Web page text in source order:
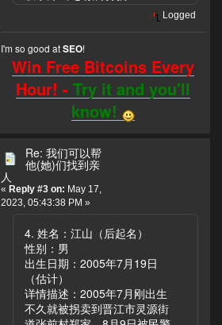
Logged
I'm so good atSEO!
Win Free Bitcoins Every
Hour! -Try it and you'll
know!
Re: 我们可以帮
他(她)们找到亲
人
« Reply #3 on: May 17,
2023, 05:43:38 PM »
4. 姓名：江山（后起名）
性别：男
出生日期：2005年7月19日
（估计）
详情描述：2005年7月刚出生
不久就被拐卖到晋江市灵源街